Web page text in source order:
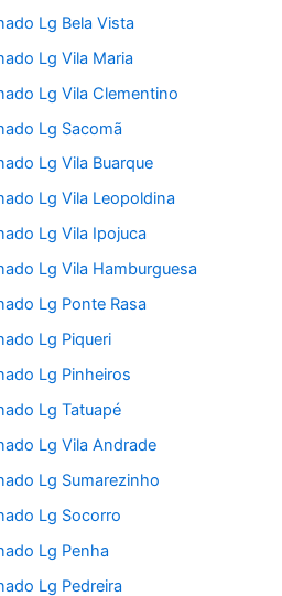
Lg Bela Vista
Lg Vila Maria
Lg Vila Clementino
Lg Sacomã
Lg Vila Buarque
Lg Vila Leopoldina
Lg Vila Ipojuca
Lg Vila Hamburguesa
Lg Ponte Rasa
Lg Piqueri
Lg Pinheiros
Lg Tatuapé
Lg Vila Andrade
Lg Sumarezinho
Lg Socorro
Lg Penha
Lg Pedreira